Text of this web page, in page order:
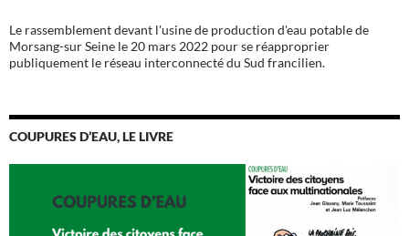
Le rassemblement devant l'usine de production d'eau potable de
Morsang-sur Seine le 20 mars 2022 pour se réapproprier
publiquement le réseau interconnecté du Sud francilien.
COUPURES D’EAU, LE LIVRE